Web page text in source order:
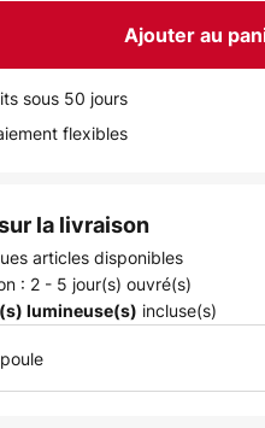
Ajouter au
sous 50 jours
flexibles
la livraison
articles disponibles
: 2 - 5 jour(s) ouvré(s)
lumineuse(s) incluse(s)